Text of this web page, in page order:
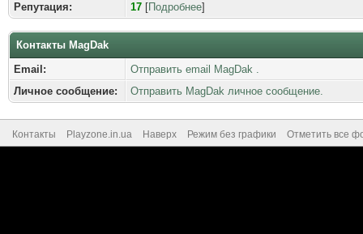
Репутация: 17 [Подробнее]
Контакты MagDak
Email:
Отправить email MagDak .
Личное сообщение:
Отправить MagDak личное сообщение.
Контакты Playzone.in.ua Наверх Режим без графики Отметить все